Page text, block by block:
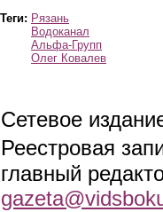
Теги: Рязань
Водоканал
Альфа-Групп
Олег Ковалев
Сетевое
Реестровая
главный